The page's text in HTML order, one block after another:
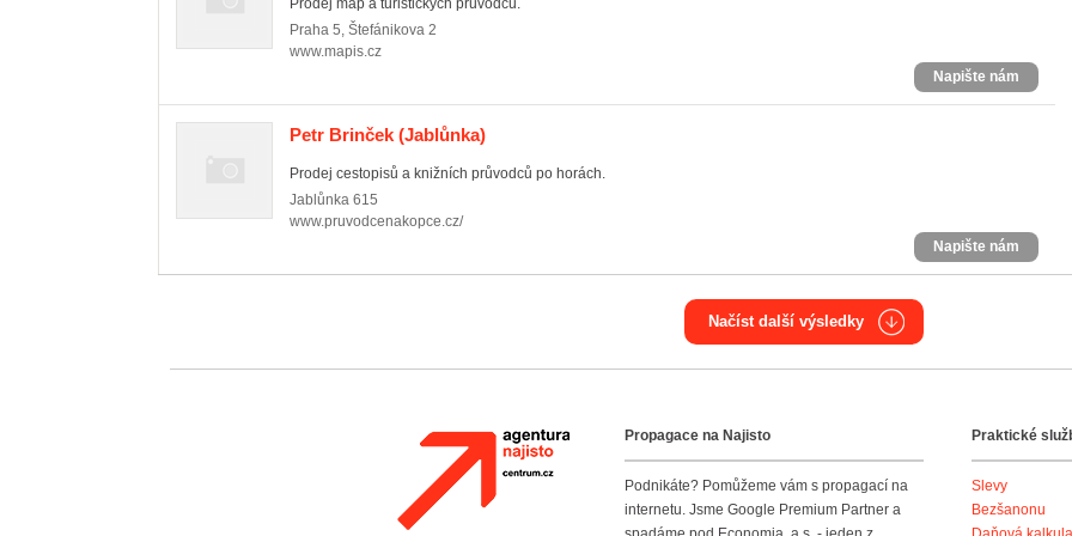
Prodej map a turistických průvodců.
Praha 5, Štefánikova 2
www.mapis.cz
Napište nám
Petr Brinček (Jablůnka)
Prodej cestopisů a knižních průvodců po horách.
Jablůnka 615
www.pruvodcenakopce.cz/
Napište nám
Načíst další výsledky
Agentura NajistoPropagace na Najisto
Podnikáte? Pomůžeme vám s propagací na
internetu. Jsme Google Premium Partner a
Praktické
Slevy
Bezšanonu